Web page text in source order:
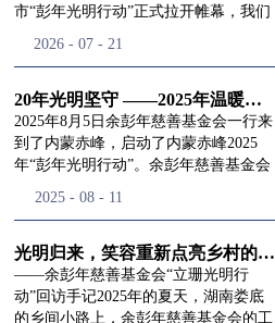
事长徐滨主持，会议出席人数超过理事
换届会议严格按照基金会章程规定流程
同回顾了基金会过往任期内在助学兴
教、医疗救助、公益事业普惠等多个领
域深耕耕耘的公益历程，充分肯定了第
三届理事会全体成员多年来接续付出的
民、济世利人"的慈善理念所做出的突
流程，完成了新一届治理层的选举任
命，全新的第四届理事会正式组建完
成：选举彭志兵、徐滨、彭新英、李
栋、李玲辉、郭启兴、梅鑫为余彭年慈
市“彭年光明行动”正式拉开帷幕，我们
土地，赴一场延续了二十一年的光明之
残联唐婷婷理事长到场参与本次启动活
动，由衷肯定了基金会坚持二十一年深
耕光明帮扶的坚守，也向长久奔走推进
项目的我们表达了谢意。二十一年时光
市与县域，一趟趟奔赴偏远地区，只为
景，这份认可，也让我们更加笃定前行
的脚步。启动仪式落幕之后，我们没有
即刻返程，联合赤峰市残联的工作人
员、专业医护队伍走入乡间小路，随机
2026 - 07 - 21
20年光明坚守 ——2025年温暖启程“彭年光明行动”内蒙赤峰
2025年8月5日余彭年慈善基金会一行来
到了内蒙赤峰，启动了内蒙赤峰2025
年“彭年光明行动”。余彭年慈善基金会
欣以及余彭年慈善基金会志愿者姜颖妍
峰市残联理事长孙德欣对我们“彭年光
明行动”给予了高度的肯定，他表示“彭
年光明行动”不仅仅是帮助白内障患者
恢复光明，最重要的是减轻了患者家庭
2025 - 08 - 11
光明归来，笑容重新点亮乡村的角落
——余彭年慈善基金会“立珊光明行
动”回访手记2025年的夏天，湖南娄底
的乡间小路上，余彭年慈善基金会的工